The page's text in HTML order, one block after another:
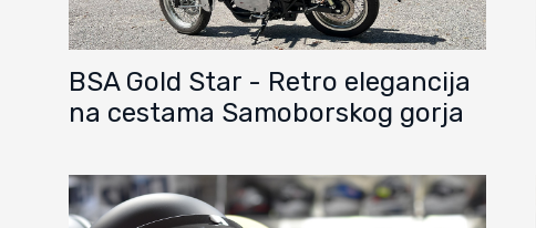
BSA Gold Star - Retro elegancija
na cestama Samoborskog gorja